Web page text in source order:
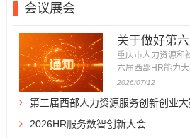
会议展会
关于做好第
有关工作的
重庆市人力资源和
六届西部HR能力
〔2026〕86号 各
区人力社保局，市
关企事业单位人力
渝地区双城经济圈
2026/07/12
第三届西部人力资源服务创新创业
名...2026HR服务数智创新大会